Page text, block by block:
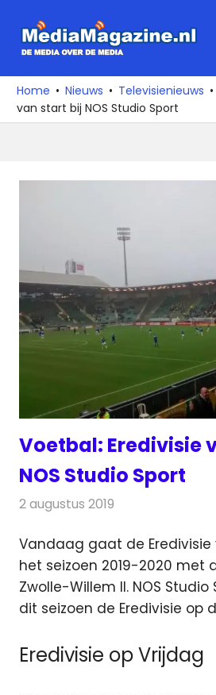
naar
media
over
de
Home Nieuws Televisienieuws
van start bij NOS Studio Sport
Voetbal: Eredivisie
NOS Studio Sport
2 augustus 2019
Vandaag gaat de
het seizoen 2019-2020 met
Zwolle-Willem II. NOS Studio
dit seizoen de Eredivisie op
Eredivisie op Vrijdag